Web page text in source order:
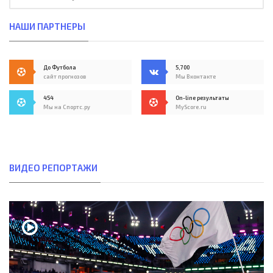
НАШИ ПАРТНЕРЫ
До Футбола
сайт прогнозов
5,700
Мы Вконтакте
454
Мы на Спортс.ру
On-line результаты
MyScore.ru
ВИДЕО РЕПОРТАЖИ